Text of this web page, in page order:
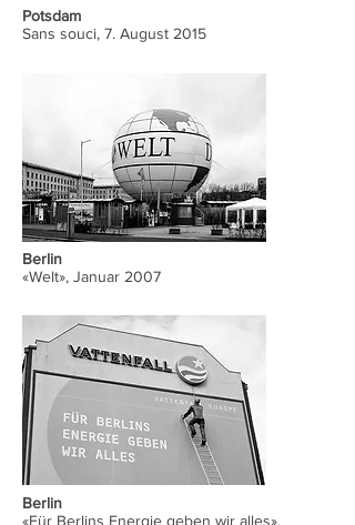
Potsdam
Sans souci, 7. August 2015
Berlin
«Welt», Januar 2007
Berlin
«Für Berlins Energie geben wir alles»,